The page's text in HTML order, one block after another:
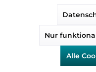
verfügbar
Nur
Alle